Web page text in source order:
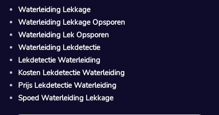
Waterleiding Lekkage
Waterleiding Lekkage Opsporen
Waterleiding Lek Opsporen
Waterleiding Lekdetectie
Lekdetectie Waterleiding
Kosten Lekdetectie Waterleiding
Prijs Lekdetectie Waterleiding
Spoed Waterleiding Lekkage